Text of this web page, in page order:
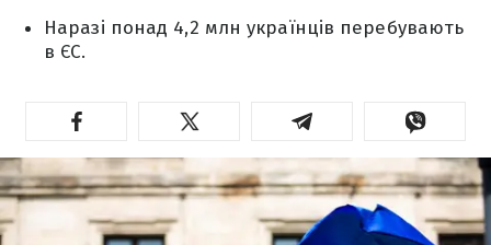
Наразі понад 4,2 млн українців перебувають
в ЄС.